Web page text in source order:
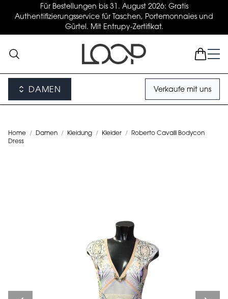
Für Bestellungen bis 31. August 2026: Gratis
Authentifizierungsservice für Taschen, Portemonnaies und
Gürtel. Mit Entrupy-Zertifikat.
DAMEN Verkaufe mit uns
Home / Damen / Kleidung / Kleider /
Roberto Cavalli Bodycon
Dress